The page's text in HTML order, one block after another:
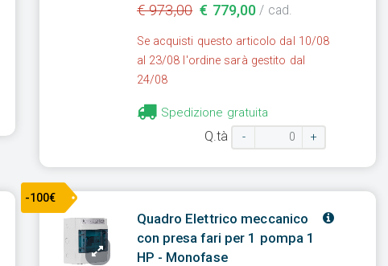
€ 973,00 € 779,00 / cad.
Se acquisti questo articolo dal 10/08
al 23/08 l'ordine sarà gestito dal
24/08
Spedizione gratuita
Q.tà - +
-100€
Quadro Elettrico meccanico
con presa fari per 1 pompa 1
HP - Monofase